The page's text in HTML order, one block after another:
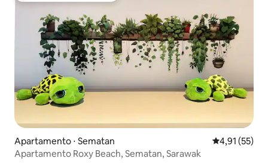
Apartamento ⋅ Sematan 4,91 de uma
4,91 (55)
Apartamento Roxy Beach, Sematan, Sarawak